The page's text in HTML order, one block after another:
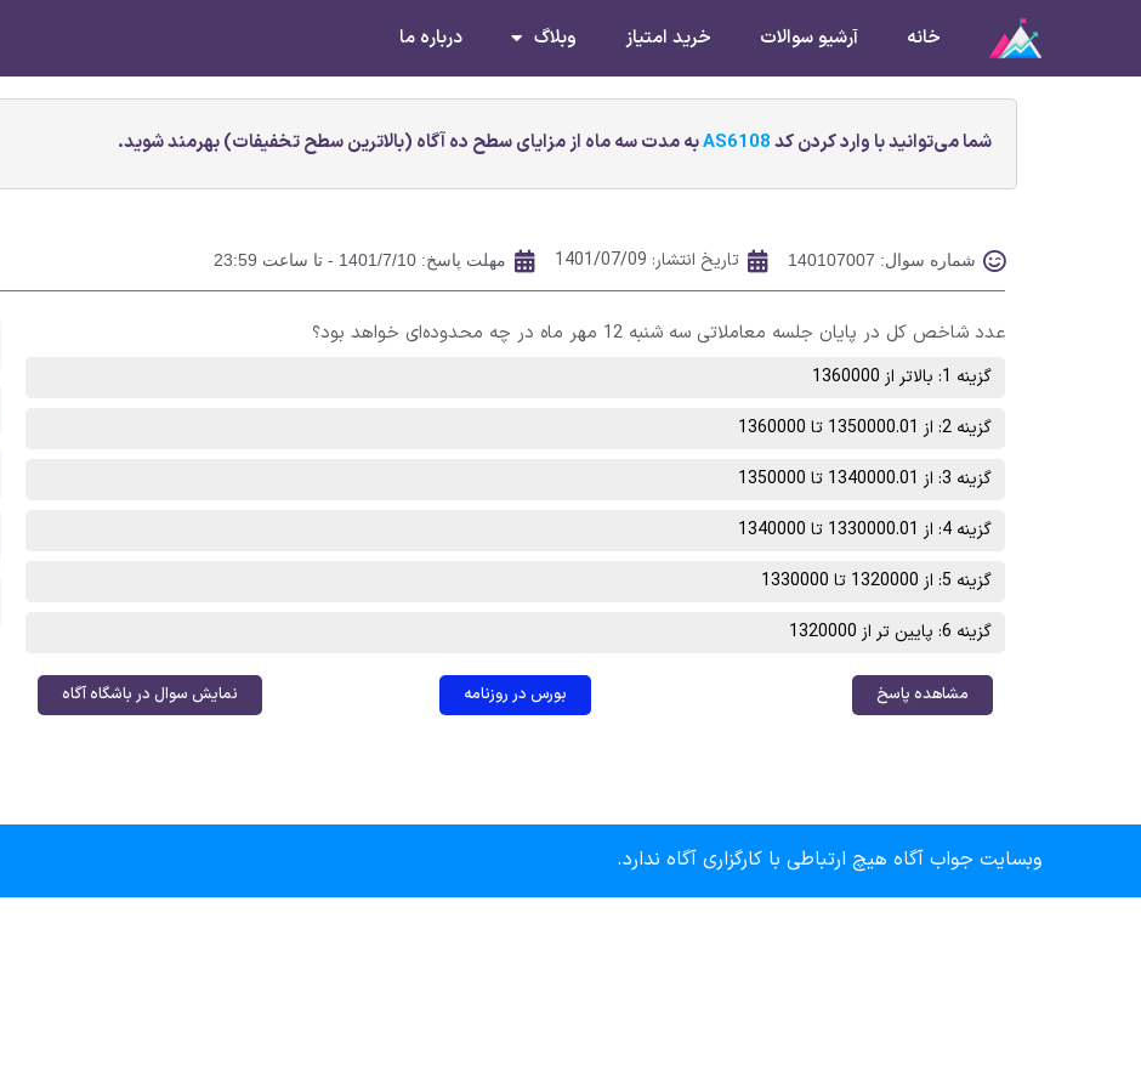
خانه آرشیو سوالات خرید امتیاز وبلاگ درباره ما
شما می‌توانید با وارد کردن کدAS6108به مدت سه ماه از مزایای سطح ده آگاه (بالاترین سطح تخفیفات) بهرمند شوید.
شماره سوال: 140107007 تاریخ انتشار: 1401/07/09 مهلت پاسخ: 1401/7/10 - تا ساعت 23:59
عدد شاخص کل در پایان جلسه معاملاتی سه شنبه 12 مهر ماه در چه محدوده‌ای خواهد بود؟
گزینه 1: بالاتر از 1360000
گزینه 2: از 1350000.01 تا 1360000
گزینه 3: از 1340000.01 تا 1350000
گزینه 4: از 1330000.01 تا 1340000
گزینه 5: از 1320000 تا 1330000
گزینه 6: پایین تر از 1320000
مشاهده پاسخ بورس در روزنامه نمایش سوال در باشگاه آگاه
وبسایت جواب آگاه هیچ ارتباطی با کارگزاری آگاه ندارد.